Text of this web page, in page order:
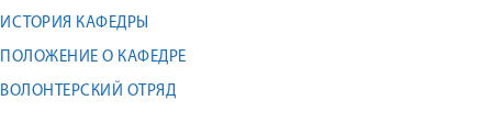
ИСТОРИЯ КАФЕДРЫ
ПОЛОЖЕНИЕ О КАФЕДРЕ
ВОЛОНТЕРСКИЙ ОТРЯД